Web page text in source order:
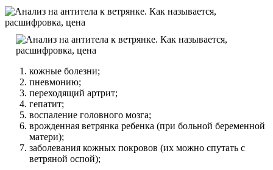
кожные болезни;
пневмонию;
переходящий артрит;
гепатит;
воспаление головного мозга;
врожденная ветрянка ребенка (при больной беременной
матери);
заболевания кожных покровов (их можно спутать с
ветряной оспой);